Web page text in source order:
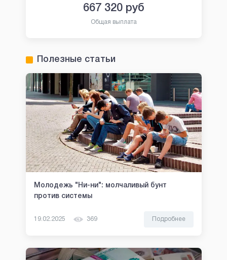
667 320руб
Общая выплата
Полезные статьи
Молодежь "Ни-ни": молчаливый бунт
против системы
19.02.2025 369 Подробнее